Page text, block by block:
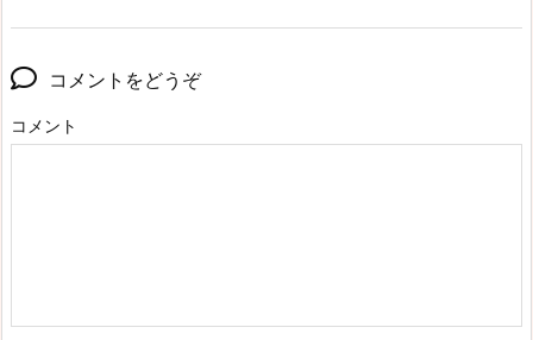
コメントをどうぞ
コメント